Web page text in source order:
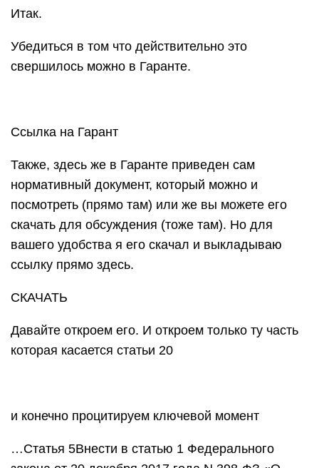
Итак.
Убедиться в том что действительно это
свершилось можно в Гаранте.
Ссылка на Гарант
Также, здесь же в Гаранте приведен сам
нормативный документ, который можно и
посмотреть (прямо там) или же вы можете его
скачать для обсуждения (тоже там). Но для
вашего удобства я его скачал и выкладываю
ссылку прямо здесь.
СКАЧАТЬ
Давайте откроем его. И откроем только ту часть
которая касается статьи 20
и конечно процитируем ключевой момент
…Статья 5Внести в статью 1 Федерального